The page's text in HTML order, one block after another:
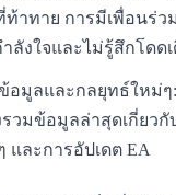
ท้าทาย การมีเพื่อนร่ว
งใจและไม่รู้สึกโดดเ
อมูลและกลยุทธ์ใหม่
รวมข้อมูลล่าสุดเกี่ยวกั
และการอัปเดต EA